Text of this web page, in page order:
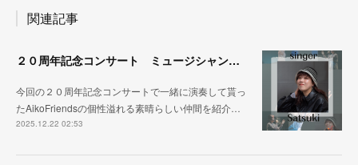
関連記事
２０周年記念コンサート ミュージシャン紹介その③
今回の２０周年記念コンサートで一緒に演奏して貰っ
たAikoFriendsの個性溢れる素晴らしい仲間を紹介…
2025.12.22 02:53